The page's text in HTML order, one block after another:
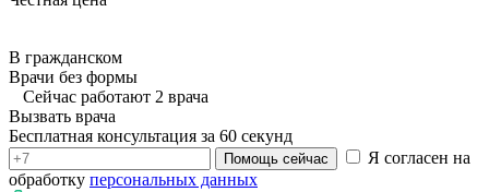
В гражданском
Врачи без формы
Сейчас работают 2 врача
Вызвать врача
Бесплатная консультация за 60 секунд
Помощь сейчас
Я согласен на
обработку персональных данных